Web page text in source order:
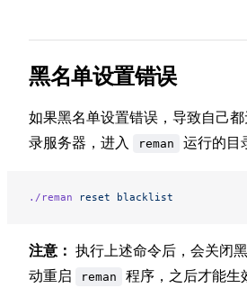
黑名单设置错误
如果黑名单设置错误，导致自己
录服务器，进入
reman 运行的目
./reman reset blacklist
注意： 执行上述命令后，会关闭
动重启
reman 程序，之后才能生